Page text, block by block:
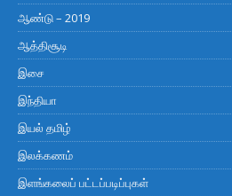
ஆண்டு – 2019
ஆத்திசூடி
இசை
இந்தியா
இயல் தமிழ்
இலக்கணம்
இளங்கலைப் பட்டப்படிப்புகள்